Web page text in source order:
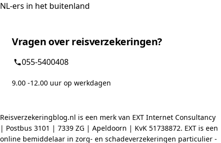
NL-ers in het buitenland
Vragen over reisverzekeringen?
055-5400408
9.00 -12.00 uur op werkdagen
Reisverzekeringblog.nl is een merk van EXT Internet Consultancy
| Postbus 3101 | 7339 ZG | Apeldoorn | KvK 51738872. EXT is een
online bemiddelaar in zorg- en schadeverzekeringen particulier -